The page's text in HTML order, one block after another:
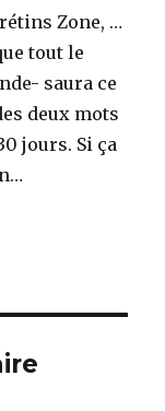
Zone, …
tout le
saura ce
deux mots
jours. Si ça